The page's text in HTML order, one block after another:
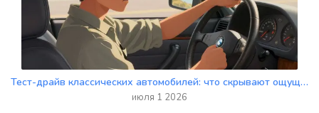
Тест-драйв классических автомобилей: что скрывают ощущения от старой техники
июля 1 2026